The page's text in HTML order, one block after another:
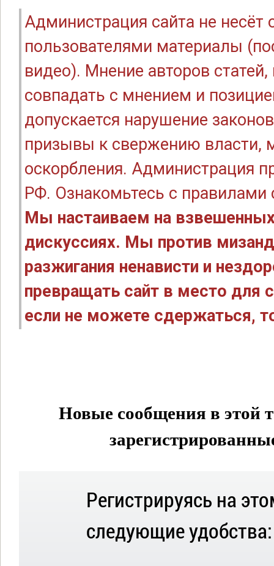
Администрация сайта не
пользователями материалы
видео). Мнение авторов
совпадать с мнением и
допускается нарушение
призывы к свержению власти,
оскорбления. Администрация
РФ. Ознакомьтесь с правилами
Мы настаиваем на
дискуссиях. Мы против
разжигания ненависти и
превращать сайт в место для
если не можете сдержаться,
Новые сообщения в этой
Регистрируясь на
следующие удобства: